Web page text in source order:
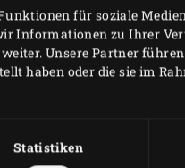
für soziale
Informationen zu Ihrer
Unsere Partner
haben oder die sie im
Statistiken